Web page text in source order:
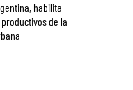
habilita
de la